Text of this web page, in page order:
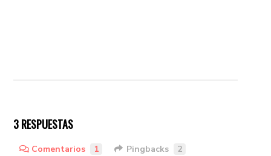
3 RESPUESTAS
Comentarios 1 Pingbacks 2